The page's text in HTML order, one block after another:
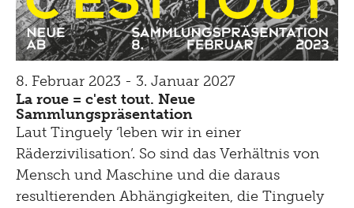
8. Februar 2023 - 3. Januar 2027
La roue = c'est tout. Neue
Sammlungspräsentation
Laut Tinguely ‘leben wir in einer
Räderzivilisation’. So sind das Verhältnis von
Mensch und Maschine und die daraus
resultierenden Abhängigkeiten, die Tinguely